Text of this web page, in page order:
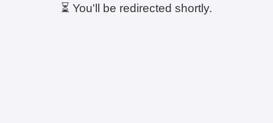
⏳ You'll be redirected shortly.